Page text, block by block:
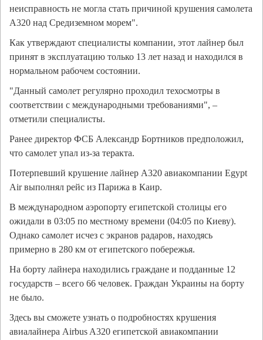
неисправность не могла стать причиной крушения самолета
А320 над Средиземном морем".
Как утверждают специалисты компании, этот лайнер был
принят в эксплуатацию только 13 лет назад и находился в
нормальном рабочем состоянии.
"Данный самолет регулярно проходил техосмотры в
соответствии с международными требованиями", –
отметили специалисты.
Ранее директор ФСБ Александр Бортников предположил,
что самолет упал из-за теракта.
Потерпевший крушение лайнер А320 авиакомпании Egypt
Air выполнял рейс из Парижа в Каир.
В международном аэропорту египетской столицы его
ожидали в 03:05 по местному времени (04:05 по Киеву).
Однако самолет исчез с экранов радаров, находясь
примерно в 280 км от египетского побережья.
На борту лайнера находились граждане и подданные 12
государств – всего 66 человек. Граждан Украины на борту
не было.
Здесь вы сможете узнать о подробностях крушения
авиалайнера Airbus A320 египетской авиакомпании